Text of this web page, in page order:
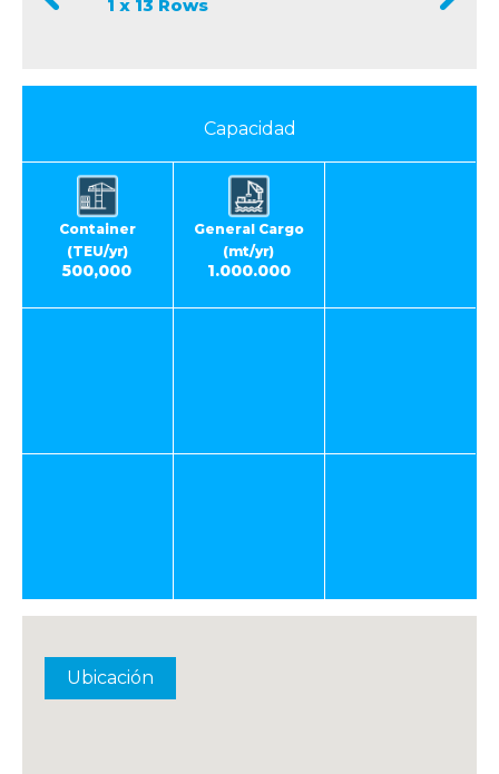
1 x 13 Rows
Capacidad
Container
(TEU/yr)
500,000
General Cargo
(mt/yr)
1.000.000
Ubicación